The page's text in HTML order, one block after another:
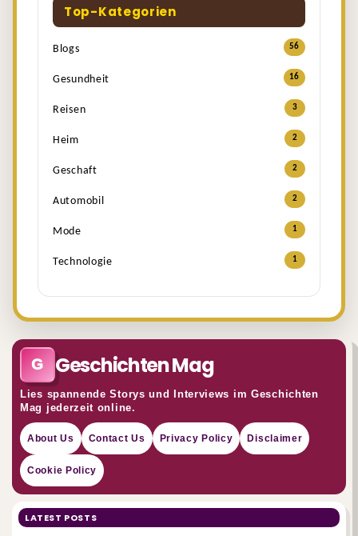
Top-Kategorien
Blogs 56
Gesundheit 16
Reisen 3
Heim 2
Geschaft 2
Automobil 2
Mode 1
Technologie 1
G Geschichten Mag
Lies spannende Storys und Interviews im Geschichten
Mag jederzeit online.
About Us Contact Us Privacy Policy Disclaimer
Cookie Policy
LATEST POSTS